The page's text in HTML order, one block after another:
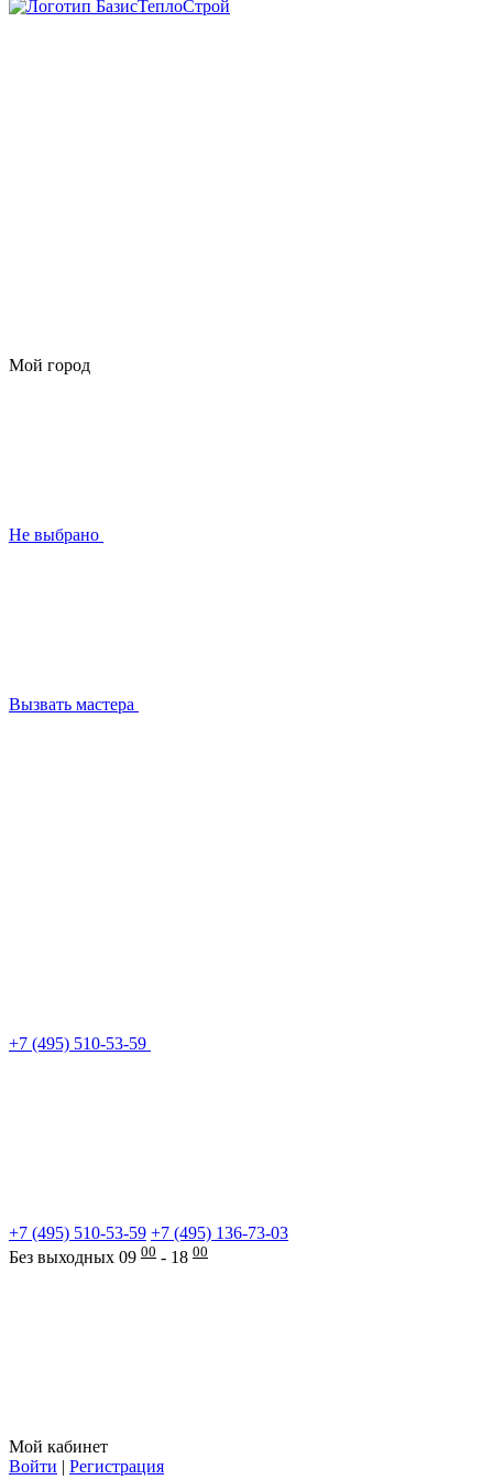
Мой город
Не выбрано
Вызвать мастера
+7 (495) 510-53-59
+7 (495) 510-53-59 +7 (495) 136-73-03
Без выходных 09 00 - 18 00
Мой кабинет
Войти | Регистрация